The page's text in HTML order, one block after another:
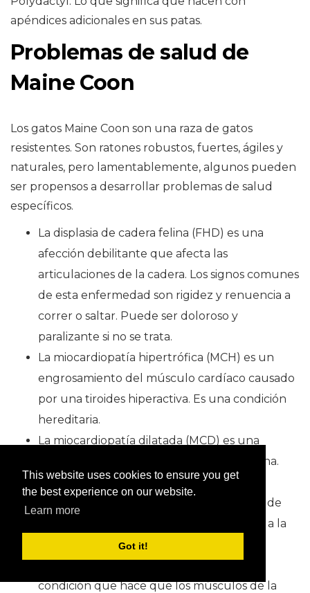
This website uses cookies to ensure you get
the best experience on our website.
Learn more
Got it!
apéndices adicionales en sus patas.
Problemas de salud de
Maine Coon
Los gatos Maine Coon son una raza de gatos
resistentes. Son ratones robustos, fuertes, ágiles y
naturales, pero lamentablemente, algunos pueden
ser propensos a desarrollar problemas de salud
específicos.
La displasia de cadera felina (FHD) es una
afección debilitante que afecta las
articulaciones de la cadera. Los signos comunes
de esta enfermedad son rigidez y renuencia a
correr o saltar. Puede ser doloroso y
paralizante si no se trata.
La miocardiopatía hipertrófica (MCH) es un
engrosamiento del músculo cardíaco causado
por una tiroides hiperactiva. Es una condición
hereditaria.
La miocardiopatía dilatada (MCD) es una
deficiencia dietética del aminoácido taurina.
Mientras que DCM solía ser un problema
masivo, todos los principales productores de
comida para gatos ahora agregan taurina a la
comida para gatos.
condición que hace que los músculos de la